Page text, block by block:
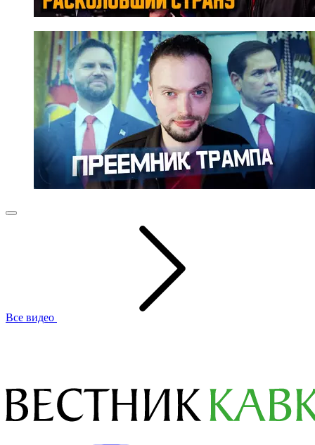
Все видео